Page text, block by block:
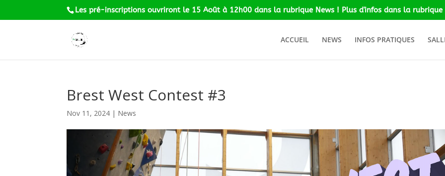
Les pré-inscriptions ouvriront le 15 Août à 12h00 dans la rubrique News ! Plus d'infos dans la rubrique
ACCUEIL NEWS INFOS PRATIQUES
Brest West Contest #3
Nov 11, 2024 | News